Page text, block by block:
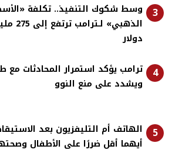
3
وسط شكوك التنفيذ.. تكلفة
الذهبي» لـترامب
دولار
4
ترامب يؤكد استمرار المحادثات مع
ويشدد على منع النوو
5
الهاتف أم التليفزيون بعد
أيهما أقل ضررًا على الأطفال